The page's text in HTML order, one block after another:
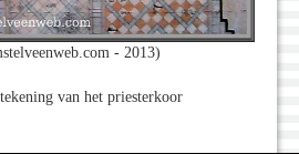
- 2013)
van het priesterkoor